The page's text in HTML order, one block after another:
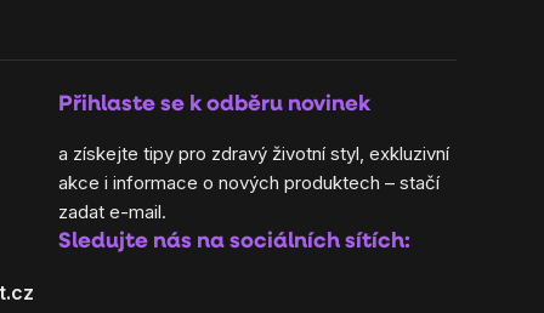
Přihlaste se k odběru novinek
a získejte tipy pro zdravý životní styl, exkluzivní
akce i informace o nových produktech – stačí
zadat e-mail.
Sledujte nás na sociálních sítích: